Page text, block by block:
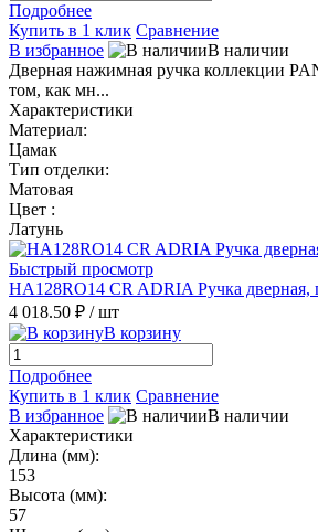
Подробнее
Купить в 1 клик Сравнение
В избранное
В наличии
Дверная нажимная ручка коллекции
том, как мн...
Характеристики
Материал:
Цамак
Тип отделки:
Матовая
Цвет :
Латунь
Быстрый просмотр
HA128RO14 CR ADRIA Ручка дверная,
4 018.50 ₽ / шт
В корзину
Подробнее
Купить в 1 клик Сравнение
В избранное
В наличии
Характеристики
Длина (мм):
153
Высота (мм):
57